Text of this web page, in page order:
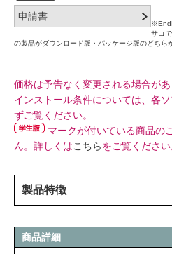
サコ
の製品がダウンロード版・パッケージ版のどちら
価格は予告なく変更される場合があ
インストール条件については、各
ずご覧ください。
マークが付いている商品の
ん。詳しくはこちらをご覧ください
製品特徴
商品詳細